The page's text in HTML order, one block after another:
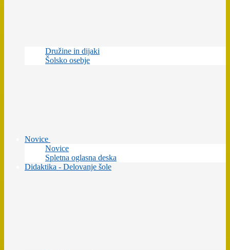
Družine in dijaki
Šolsko osebje
Novice
Novice
Spletna oglasna deska
Didaktika - Delovanje šole